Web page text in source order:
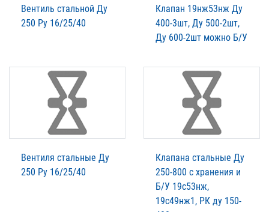
Вентиль стальной Ду
250 Ру 16/25/40
Клапан 19нж53нж Ду
400-3шт, Ду 500-2шт,
Ду 600-2шт можно Б/У
Вентиля стальные Ду
250 Ру 16/25/40
Клапана стальные Ду
250-800 с хранения и
Б/У 19с53нж,
19с49нж1, РК ду 150-